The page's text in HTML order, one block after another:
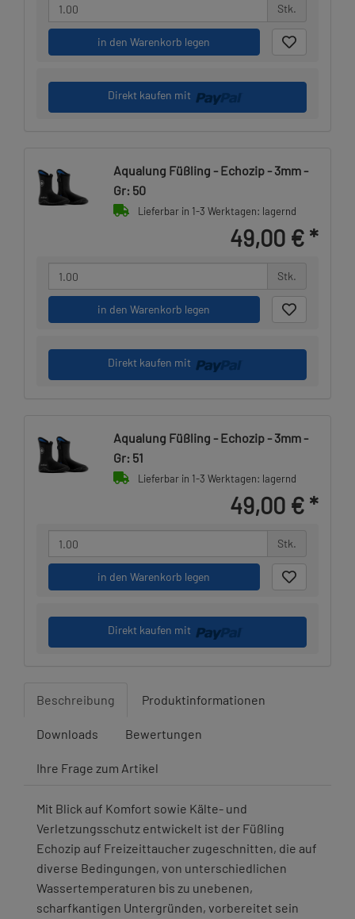
Stk.
in den Warenkorb legen
Direkt kaufen mit
Aqualung Füßling - Echozip - 3mm -
Gr: 50
Lieferbar in 1-3 Werktagen: lagernd
49,00 € *
Stk.
in den Warenkorb legen
Direkt kaufen mit
Aqualung Füßling - Echozip - 3mm -
Gr: 51
Lieferbar in 1-3 Werktagen: lagernd
49,00 € *
Stk.
in den Warenkorb legen
Direkt kaufen mit
Beschreibung Produktinformationen
Downloads Bewertungen
Ihre Frage zum Artikel
Mit Blick auf Komfort sowie Kälte- und
Verletzungsschutz entwickelt ist der Füßling
Echozip auf Freizeittaucher zugeschnitten, die auf
diverse Bedingungen, von unterschiedlichen
Wassertemperaturen bis zu unebenen,
scharfkantigen Untergründen, vorbereitet sein